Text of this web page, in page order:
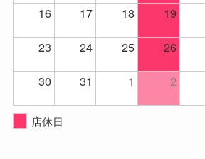
16
17 18 19
23
24 25 26
30
31 1 2
店休日